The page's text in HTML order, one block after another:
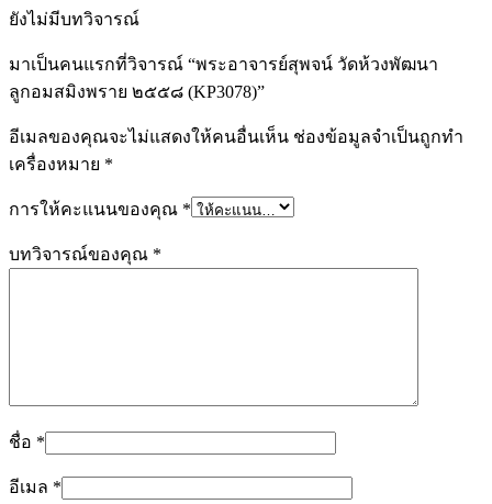
ยังไม่มีบทวิจารณ์
มาเป็นคนแรกที่วิจารณ์ “พระอาจารย์สุพจน์ วัดห้วงพัฒนา
ลูกอมสมิงพราย ๒๕๕๘ (KP3078)”
อีเมลของคุณจะไม่แสดงให้คนอื่นเห็น ช่องข้อมูลจำเป็นถูกทำ
เครื่องหมาย *
การให้คะแนนของคุณ *
บทวิจารณ์ของคุณ *
ชื่อ *
อีเมล *